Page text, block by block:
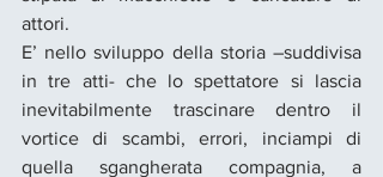
attori.
E’ nello sviluppo della storia –suddivisa
in tre atti- che lo spettatore si lascia
inevitabilmente trascinare dentro il
vortice di scambi, errori, inciampi di
quella sgangherata compagnia, a